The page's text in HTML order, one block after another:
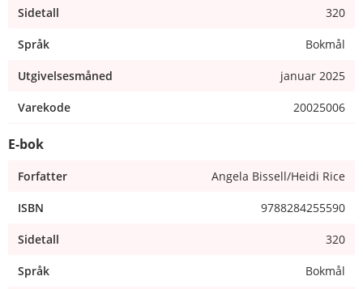
Sidetall 320
Språk Bokmål
Utgivelsesmåned januar 2025
Varekode 20025006
E-bok
Forfatter Angela Bissell/Heidi Rice
ISBN 9788284255590
Sidetall 320
Språk Bokmål